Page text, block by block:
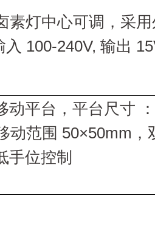
素灯中心可调，采
入 100-240V, 输出
动平台，平台尺寸
：
动范围 50×50mm，
手位控制